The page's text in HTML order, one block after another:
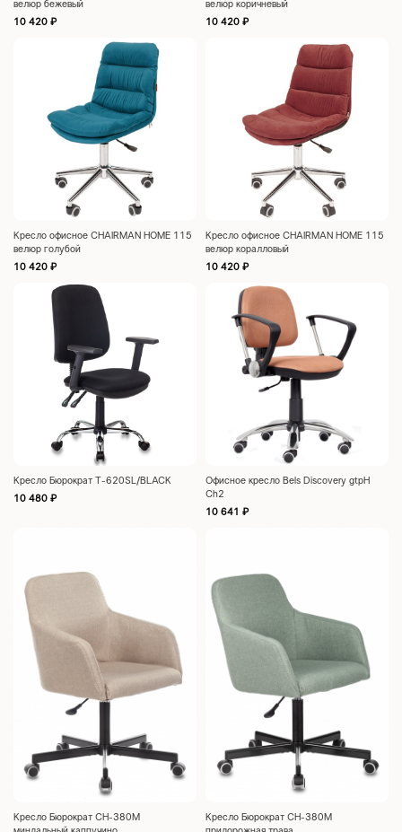
велюр бежевый
10 420 ₽
велюр коричневый
10 420 ₽
Кресло офисное CHAIRMAN HOME 115
велюр голубой
10 420 ₽
Кресло офисное CHAIRMAN HOME 115
велюр коралловый
10 420 ₽
Кресло Бюрократ T-620SL/BLACK
10 480 ₽
Офисное кресло Bels Discovery gtpH
Ch2
10 641 ₽
Кресло Бюрократ CH-380M
Кресло Бюрократ CH-380M